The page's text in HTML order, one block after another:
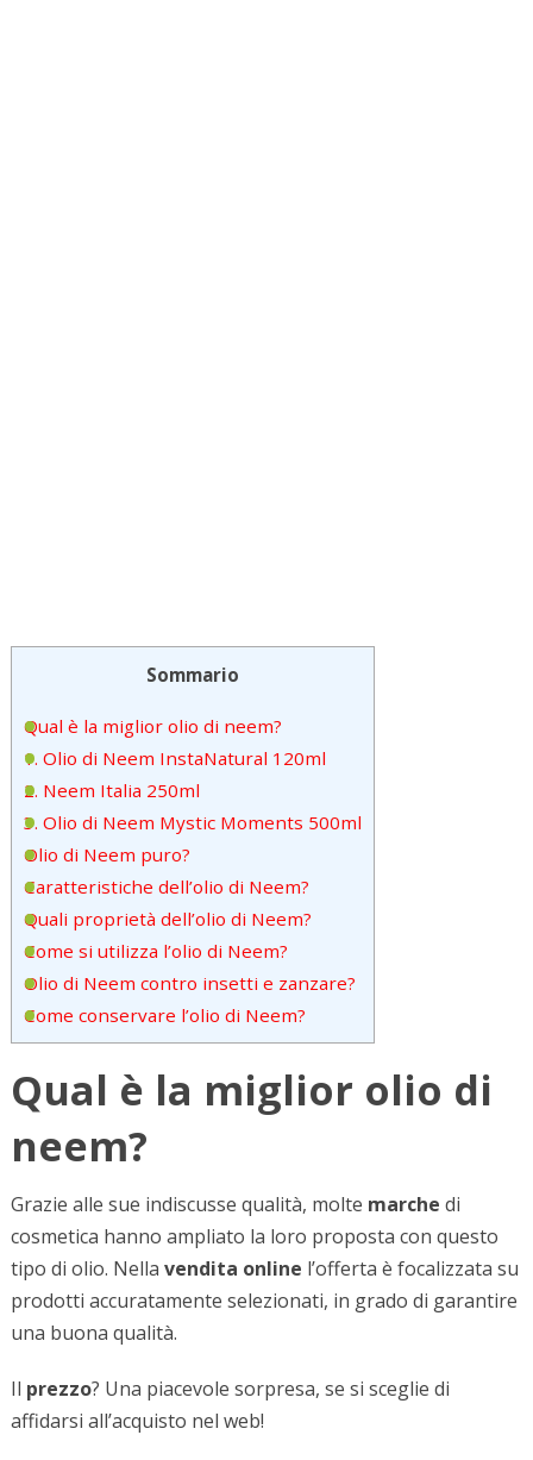
Sommario
Qual è la miglior olio di neem?
1. Olio di Neem InstaNatural 120ml
2. Neem Italia 250ml
3. Olio di Neem Mystic Moments 500ml
Olio di Neem puro?
Caratteristiche dell’olio di Neem?
Quali proprietà dell’olio di Neem?
Come si utilizza l’olio di Neem?
Olio di Neem contro insetti e zanzare?
Come conservare l’olio di Neem?
Qual è la miglior olio di
neem?
Grazie alle sue indiscusse qualità, molte marche di
cosmetica hanno ampliato la loro proposta con questo
tipo di olio. Nella vendita online l’offerta è focalizzata su
prodotti accuratamente selezionati, in grado di garantire
una buona qualità.
Il prezzo? Una piacevole sorpresa, se si sceglie di
affidarsi all’acquisto nel web!